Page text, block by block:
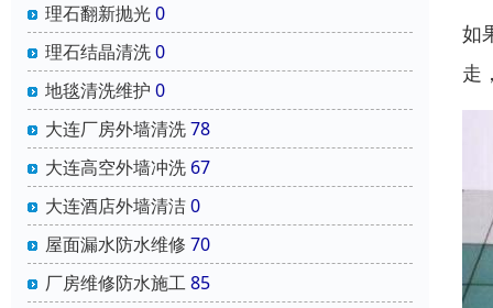
理石翻新抛光0
理石结晶清洗0
地毯清洗维护 0
大连厂房外墙清洗78
大连高空外墙冲洗 67
大连酒店外墙清洁0
屋面漏水防水维修 70
厂房维修防水施工85
如
走